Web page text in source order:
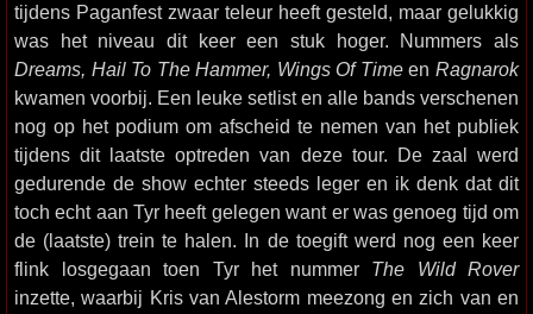
tijdens Paganfest zwaar teleur heeft gesteld, maar gelukkig
was het niveau dit keer een stuk hoger. Nummers als
Dreams, Hail To The Hammer, Wings Of TimeenRagnarok
kwamen voorbij. Een leuke setlist en alle bands verschenen
nog op het podium om afscheid te nemen van het publiek
tijdens dit laatste optreden van deze tour. De zaal werd
gedurende de show echter steeds leger en ik denk dat dit
toch echt aan Tyr heeft gelegen want er was genoeg tijd om
de (laatste) trein te halen. In de toegift werd nog een keer
flink losgegaan toen Tyr het nummer The Wild Rover
inzette, waarbij Kris van Alestorm meezong en zich van en